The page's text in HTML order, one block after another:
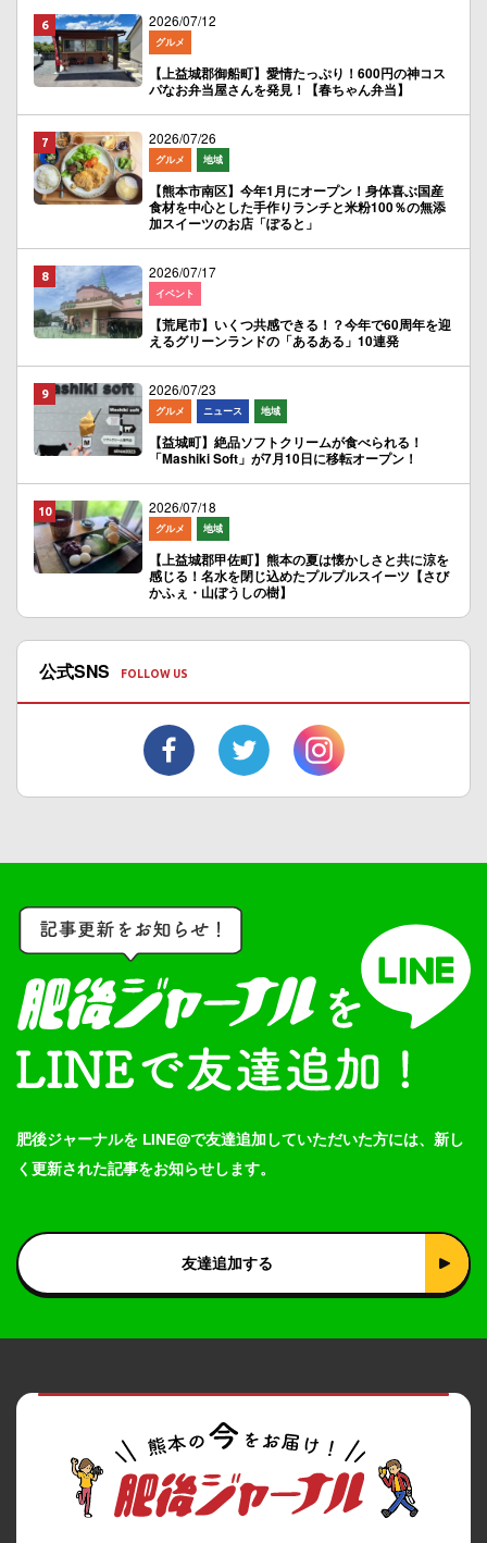
2026/07/12
グルメ
【上益城郡御船町】愛情たっぷり！600円の神コス
パなお弁当屋さんを発見！【春ちゃん弁当】
2026/07/26
グルメ 地域
【熊本市南区】今年1月にオープン！身体喜ぶ国産
食材を中心とした手作りランチと米粉100％の無添
加スイーツのお店「ぽると」
2026/07/17
イベント
【荒尾市】いくつ共感できる！？今年で60周年を迎
えるグリーンランドの「あるある」10連発
2026/07/23
グルメ ニュース 地域
【益城町】絶品ソフトクリームが食べられる！
「Mashiki Soft」が7月10日に移転オープン！
2026/07/18
グルメ 地域
【上益城郡甲佐町】熊本の夏は懐かしさと共に涼を
感じる！名水を閉じ込めたプルプルスイーツ【さび
かふぇ・山ぼうしの樹】
公式SNS
肥後ジャーナルを LINE@で友達追加していただいた方には、新し
く更新された記事をお知らせします。
友達追加する